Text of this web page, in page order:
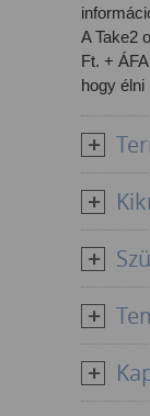
A Take2
Ft. +
hogy